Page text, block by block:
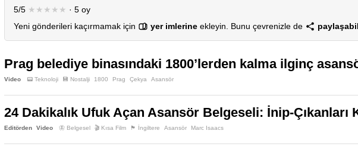
5/5 ★★★★★ · 5 oy
Yeni gönderileri kaçırmamak için
yer imlerine ekleyin. Bunu çevrenizle de
Prag belediye binasındaki 1800’lerden kalma ilginç
Video 📟 Teknoloji 💾 Nostalji 1800 Prag Çekya Asansör
24 Dakikalık Ufuk Açan Asansör Belgeseli: İnip-
Editörden Video 🦋 Belgesel 🎬 Kısa Film 🏴󠁧󠁢󠁥󠁮󠁧󠁿 İngiltere Asansör Marc Isaacs